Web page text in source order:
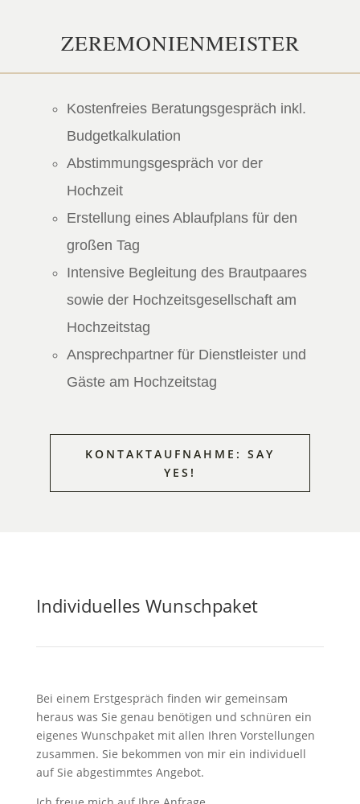
ZEREMONIENMEISTER
Kostenfreies Beratungsgespräch inkl.
Budgetkalkulation
Abstimmungsgespräch vor der
Hochzeit
Erstellung eines Ablaufplans für den
großen Tag
Intensive Begleitung des Brautpaares
sowie der Hochzeitsgesellschaft am
Hochzeitstag
Ansprechpartner für Dienstleister und
Gäste am Hochzeitstag
KONTAKTAUFNAHME: SAY
YES!
Individuelles Wunschpaket
Bei einem Erstgespräch finden wir gemeinsam
heraus was Sie genau benötigen und schnüren ein
eigenes Wunschpaket mit allen Ihren Vorstellungen
zusammen. Sie bekommen von mir ein individuell
auf Sie abgestimmtes Angebot.